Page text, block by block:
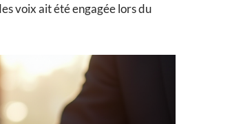
voix ait été engagée lors du